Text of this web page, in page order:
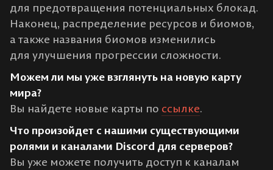
для предотвращения потенциальных блокад.
Наконец, распределение ресурсов и биомов,
а также названия биомов изменились
для улучшения прогрессии сложности.
Можем ли мы уже взглянуть на новую карту
мира?
Вы найдете новые карты по ссылке.
Что произойдет с нашими существующими
ролями и каналами Discord для серверов?
Вы уже можете получить доступ к каналам